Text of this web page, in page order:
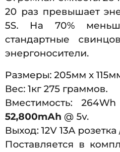
20 раз превышает
5S. На 70%
стандартные
энергоносители.
Размеры: 205мм х
Вес: 1кг 275 граммов.
Вместимость:
52,800mAh @ 5v.
Выход: 12V 13A
Поставляется в